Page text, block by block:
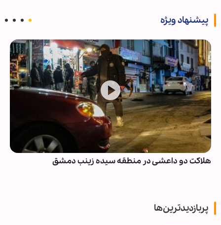
پیشنهاد ویژه
هلاکت دو داعشی در منطقه سیده زینب دمشق
پربازدیدترین‌ها